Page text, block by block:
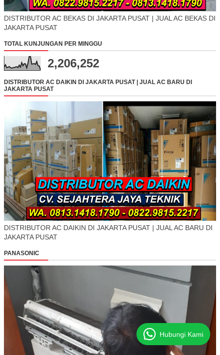
DISTRIBUTOR AC BEKAS DI JAKARTA PUSAT | JUAL AC BEKAS DI
JAKARTA PUSAT
TOTAL KUNJUNGAN PER MINGGU
2,206,252
DISTRIBUTOR AC DAIKIN DI JAKARTA PUSAT | JUAL AC BARU DI
JAKARTA PUSAT
DISTRIBUTOR AC DAIKIN DI JAKARTA PUSAT | JUAL AC BARU DI
JAKARTA PUSAT
PANASONIC
Hubungi Kami